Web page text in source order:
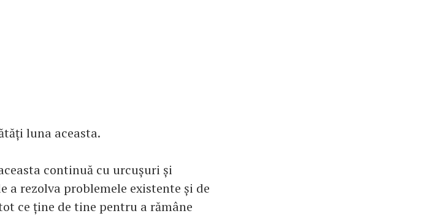
luna aceasta.
continuă cu urcușuri și
a rezolva problemele existente și de
ce ține de tine pentru a rămâne